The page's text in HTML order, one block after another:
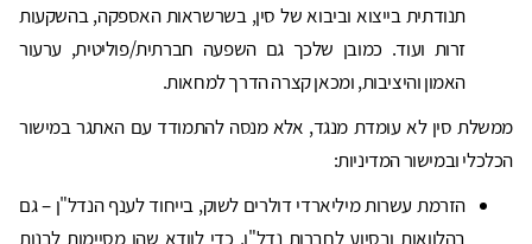
תנודתית בייצוא וביבוא של סין, בשרשראות האספקה, בהשקעות
זרות ועוד. כמובן שלכך גם השפעה חברתית/פוליטית, ערעור
האמון והיציבות, ומכאן קצרה הדרך למחאות.
ממשלת סין לא עומדת מנגד, אלא מנסה להתמודד עם האתגר במישור
הכלכלי ובמישור המדיניות:
הזרמת עשרות מיליארדי דולרים לשוק, בייחוד לענף הנדל"ן – גם
בהלוואות ובסיוע לחברות נדל"ן, כדי לוודא שהן מסיימות לבנות